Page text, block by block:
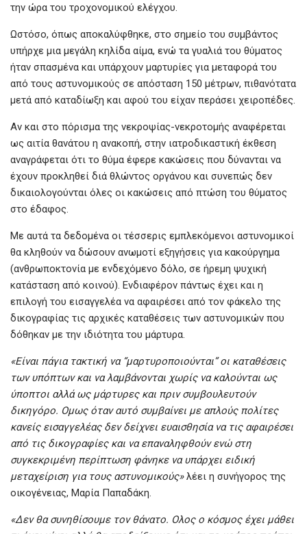
την ώρα του τροχονομικού ελέγχου.
Ωστόσο, όπως αποκαλύφθηκε, στο σημείο του συμβάντος
υπήρχε μια μεγάλη κηλίδα αίμα, ενώ τα γυαλιά του θύματος
ήταν σπασμένα και υπάρχουν μαρτυρίες για μεταφορά του
από τους αστυνομικούς σε απόσταση 150 μέτρων, πιθανότατα
μετά από καταδίωξη και αφού του είχαν περάσει χειροπέδες.
Αν και στο πόρισμα της νεκροψίας-νεκροτομής αναφέρεται
ως αιτία θανάτου η ανακοπή, στην ιατροδικαστική έκθεση
αναγράφεται ότι το θύμα έφερε κακώσεις που δύνανται να
έχουν προκληθεί διά θλώντος οργάνου και συνεπώς δεν
δικαιολογούνται όλες οι κακώσεις από πτώση του θύματος
στο έδαφος.
Με αυτά τα δεδομένα οι τέσσερις εμπλεκόμενοι αστυνομικοί
θα κληθούν να δώσουν ανωμοτί εξηγήσεις για κακούργημα
(ανθρωποκτονία με ενδεχόμενο δόλο, σε ήρεμη ψυχική
κατάσταση από κοινού). Ενδιαφέρον πάντως έχει και η
επιλογή του εισαγγελέα να αφαιρέσει από τον φάκελο της
δικογραφίας τις αρχικές καταθέσεις των αστυνομικών που
δόθηκαν με την ιδιότητα του μάρτυρα.
«Είναι πάγια τακτική να “μαρτυροποιούνται” οι καταθέσεις
των υπόπτων και να λαμβάνονται χωρίς να καλούνται ως
ύποπτοι αλλά ως μάρτυρες και πριν συμβουλευτούν
δικηγόρο. Ομως όταν αυτό συμβαίνει με απλούς πολίτες
κανείς εισαγγελέας δεν δείχνει ευαισθησία να τις αφαιρέσει
από τις δικογραφίες και να επαναληφθούν ενώ στη
συγκεκριμένη περίπτωση φάνηκε να υπάρχει ειδική
μεταχείριση για τους αστυνομικούς»λέει η συνήγορος της
οικογένειας, Μαρία Παπαδάκη.
«Δεν θα συνηθίσουμε τον θάνατο. Ολος ο κόσμος έχει μάθει